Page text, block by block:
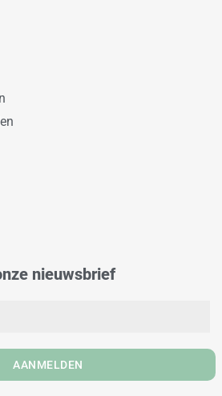
nieuwsbrief
AANMELDEN